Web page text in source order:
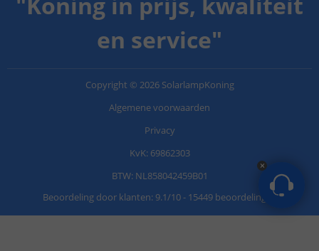
en service"
Copyright © 2026 SolarlampKoning
Algemene voorwaarden
Privacy
KvK: 69862303
BTW: NL858042459B01
Beoordeling door klanten: 9.1/10- 15449 beoordelingen